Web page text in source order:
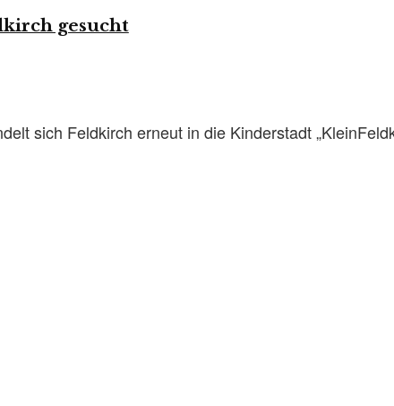
gesucht
sich Feldkirch erneut in die Kinderstadt